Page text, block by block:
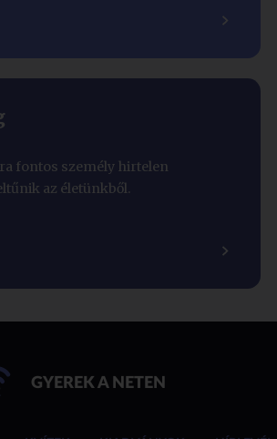
fontos személy hirtelen
az életünkből.
GYEREK A NETEN